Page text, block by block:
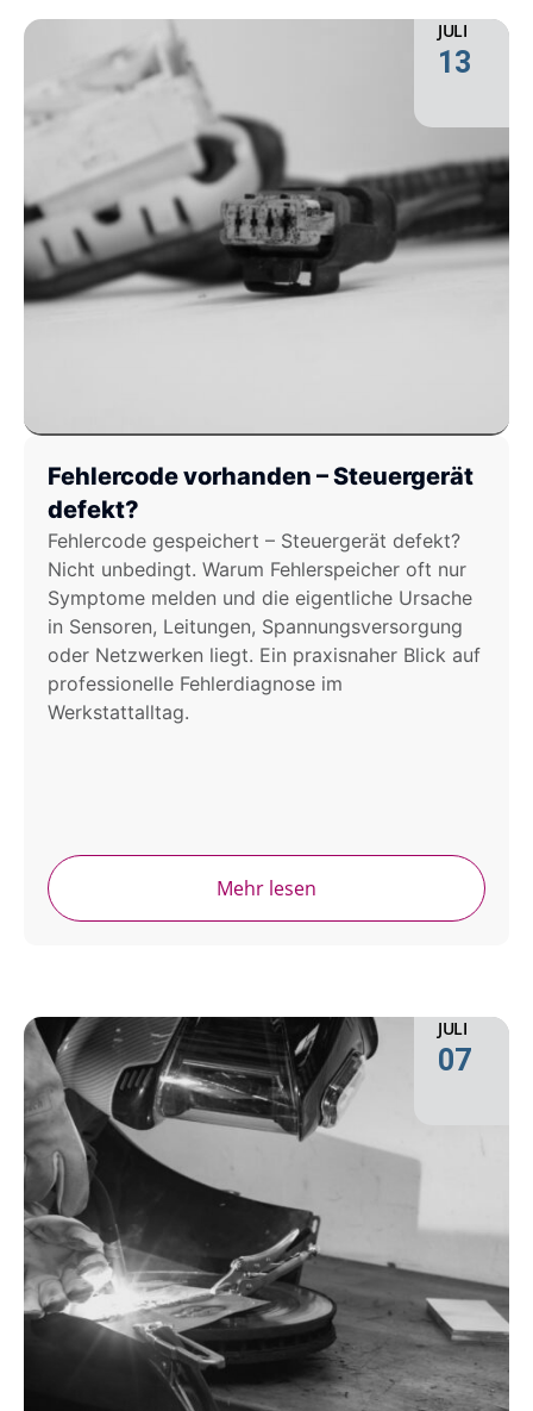
JULI
13
Fehlercode vorhanden – Steuergerät
defekt?
Fehlercode gespeichert – Steuergerät defekt?
Nicht unbedingt. Warum Fehlerspeicher oft nur
Symptome melden und die eigentliche Ursache
in Sensoren, Leitungen, Spannungsversorgung
oder Netzwerken liegt. Ein praxisnaher Blick auf
professionelle Fehlerdiagnose im
Werkstattalltag.
Mehr lesen
JULI
07